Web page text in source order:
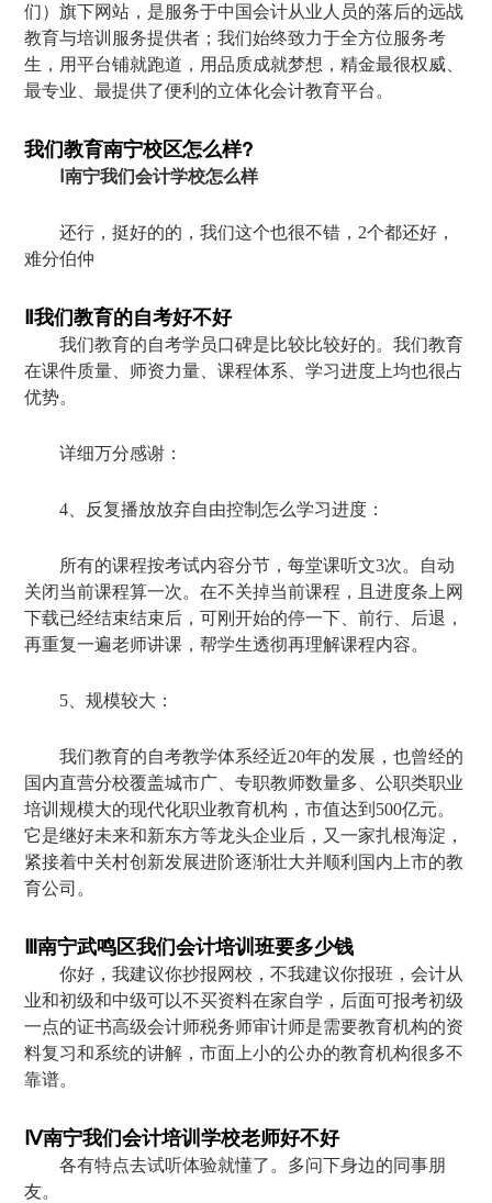
们）旗下网站，是服务于中国会计从业人员的落后的远战
教育与培训服务提供者；我们始终致力于全方位服务考
生，用平台铺就跑道，用品质成就梦想，精金最很权威、
最专业、最提供了便利的立体化会计教育平台。
我们教育南宁校区怎么样?
Ⅰ南宁我们会计学校怎么样
还行，挺好的的，我们这个也很不错，2个都还好，
难分伯仲
Ⅱ我们教育的自考好不好
我们教育的自考学员口碑是比较比较好的。我们教育
在课件质量、师资力量、课程体系、学习进度上均也很占
优势。
详细万分感谢：
4、反复播放放弃自由控制怎么学习进度：
所有的课程按考试内容分节，每堂课听文3次。自动
关闭当前课程算一次。在不关掉当前课程，且进度条上网
下载已经结束结束后，可刚开始的停一下、前行、后退，
再重复一遍老师讲课，帮学生透彻再理解课程内容。
5、规模较大：
我们教育的自考教学体系经近20年的发展，也曾经的
国内直营分校覆盖城市广、专职教师数量多、公职类职业
培训规模大的现代化职业教育机构，市值达到500亿元。
它是继好未来和新东方等龙头企业后，又一家扎根海淀，
紧接着中关村创新发展进阶逐渐壮大并顺利国内上市的教
育公司。
Ⅲ南宁武鸣区我们会计培训班要多少钱
你好，我建议你抄报网校，不我建议你报班，会计从
业和初级和中级可以不买资料在家自学，后面可报考初级
一点的证书高级会计师税务师审计师是需要教育机构的资
料复习和系统的讲解，市面上小的公办的教育机构很多不
靠谱。
Ⅳ南宁我们会计培训学校老师好不好
各有特点去试听体验就懂了。多问下身边的同事朋
友。